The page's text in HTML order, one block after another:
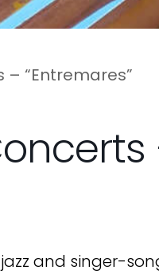
“Entremares”
and singer-